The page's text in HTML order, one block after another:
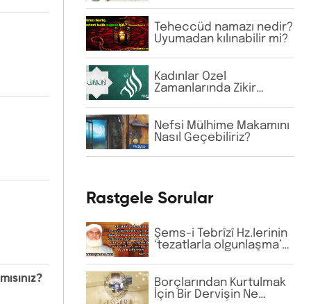
etmektedir. Bu anlayış
doğru mudur?
Teheccüd namazı nedir?
Uyumadan kılınabilir mi?
Kadınlar Özel
Zamanlarında Zikir
Nefsi Mülhime Makamını
Nasıl Geçebiliriz?
Rastgele Sorular
Şems-i Tebrîzî Hz.lerinin
‘tezatlarla olgunlaşma’
Borçlarından Kurtulmak
İçin Bir Dervişin Ne